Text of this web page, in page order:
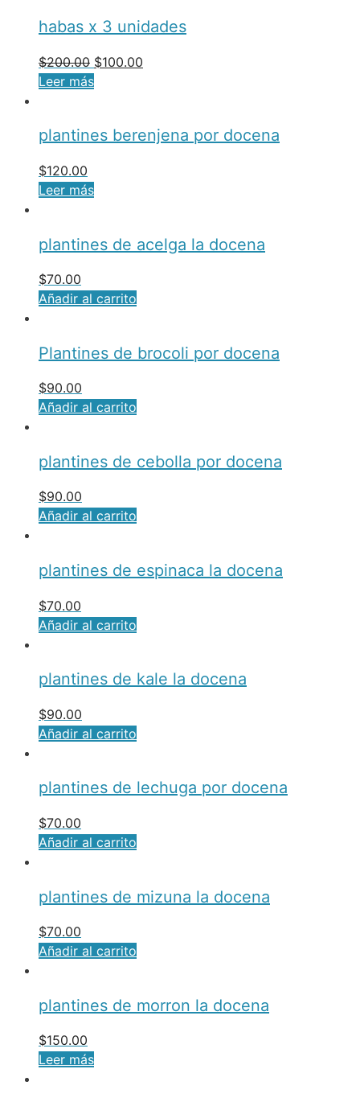
habas x 3 unidades
$200.00 $100.00
Leer más
plantines berenjena por docena
$120.00
Leer más
plantines de acelga la docena
$70.00
Añadir al carrito
Plantines de brocoli por docena
$90.00
Añadir al carrito
plantines de cebolla por docena
$90.00
Añadir al carrito
plantines de espinaca la docena
$70.00
Añadir al carrito
plantines de kale la docena
$90.00
Añadir al carrito
plantines de lechuga por docena
$70.00
Añadir al carrito
plantines de mizuna la docena
$70.00
Añadir al carrito
plantines de morron la docena
$150.00
Leer más